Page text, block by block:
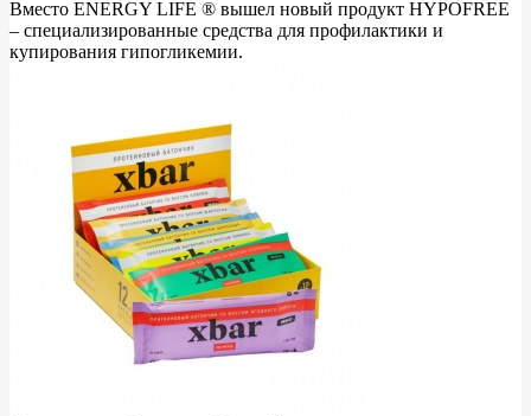
Вместо ENERGY LIFE ® вышел новый продукт HYPOFREE
– cпециализированные средства для профилактики и
купирования гипогликемии.